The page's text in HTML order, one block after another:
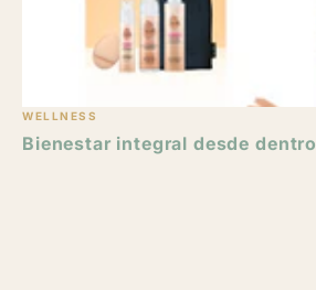
WELLNESS
Bienestar integral desde dentro